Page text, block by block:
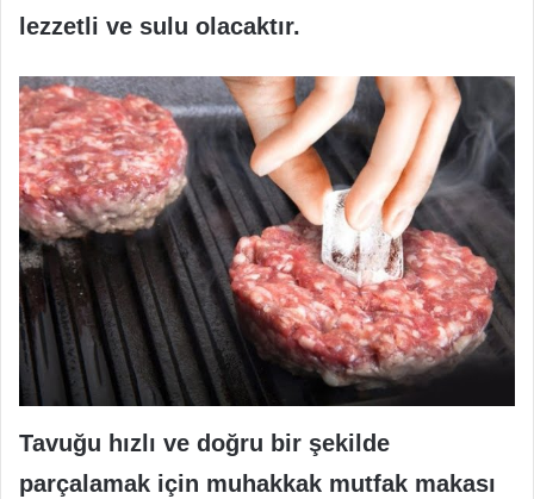
lezzetli ve sulu olacaktır.
Tavuğu hızlı ve doğru bir şekilde
parçalamak için muhakkak mutfak makası